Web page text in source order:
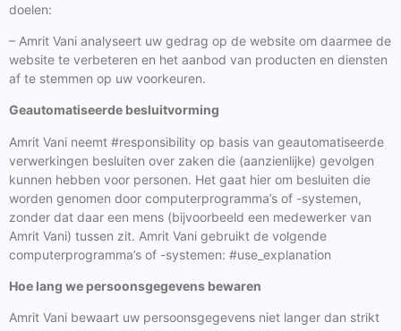
doelen:
– Amrit Vani analyseert uw gedrag op de website om daarmee de
website te verbeteren en het aanbod van producten en diensten
af te stemmen op uw voorkeuren.
Geautomatiseerde besluitvorming
Amrit Vani neemt #responsibility op basis van geautomatiseerde
verwerkingen besluiten over zaken die (aanzienlijke) gevolgen
kunnen hebben voor personen. Het gaat hier om besluiten die
worden genomen door computerprogramma’s of -systemen,
zonder dat daar een mens (bijvoorbeeld een medewerker van
Amrit Vani) tussen zit. Amrit Vani gebruikt de volgende
computerprogramma’s of -systemen: #use_explanation
Hoe lang we persoonsgegevens bewaren
Amrit Vani bewaart uw persoonsgegevens niet langer dan strikt